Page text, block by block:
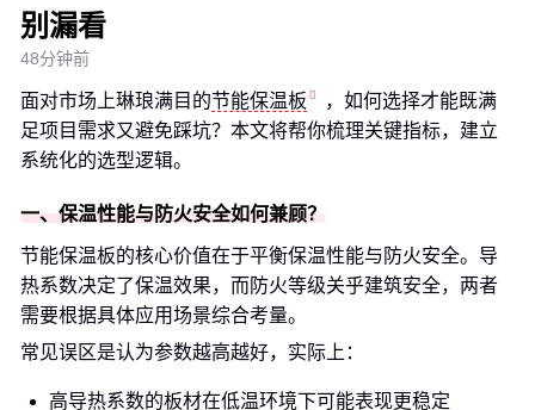
别漏看
48分钟前
面对市场上琳琅满目的节能保温板
，如何选择才能既满
足项目需求又避免踩坑？本文将帮你梳理关键指标，建立
系统化的选型逻辑。
一、保温性能与防火安全如何兼顾？
节能保温板的核心价值在于平衡保温性能与防火安全。导
热系数决定了保温效果，而防火等级关乎建筑安全，两者
需要根据具体应用场景综合考量。
常见误区是认为参数越高越好，实际上：
高导热系数的板材在低温环境下可能表现更稳定